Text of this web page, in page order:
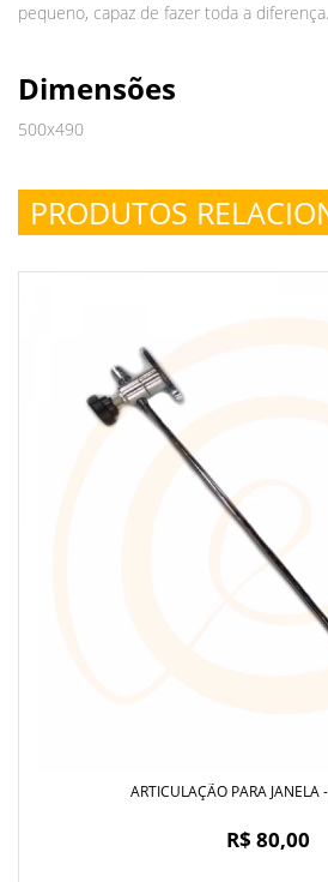
pequeno, capaz de fazer toda a diferença.
Dimensões
500x490
PRODUTOS
ARTICULAÇÃO PARA JANELA
R$ 80,00